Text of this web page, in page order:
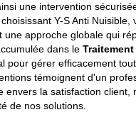
une intervention
Y-S Anti
une approche globale qui
dans le
pour gérer efficacement
témoignent d'un
envers la satisfaction
de nos solutions.